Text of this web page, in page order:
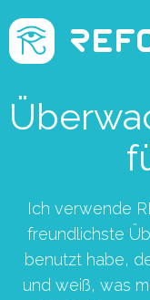
Ich verwende
freundlichste
benutzt habe,
und weiß, was